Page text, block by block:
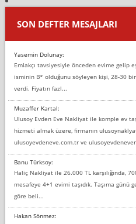
SON DEFTER MESAJLARI
Yasemin Dolunay:
Emlakçı tavsiyesiyle önceden evime gelip
isminin B* olduğunu söyleyen kişi, 28-30
verdi. Fiyatın fazl...
Muzaffer Kartal:
Ulusoy Evden Eve Nakliyat ile komple ev
hizmeti almak üzere, firmanın
ulusoyevdeneve.com.tr ve
Banu Türksoy:
Haliç Nakliyat ile 26.000 TL karşılığında,
mesafeye 4+1 evimi taşıdık. Taşıma günü
göre beli...
Hakan Sönmez: